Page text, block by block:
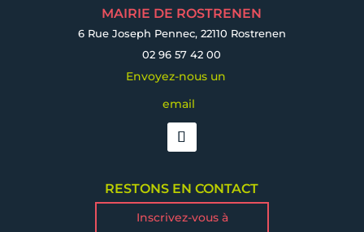
MAIRIE DE ROSTRENEN
6 Rue Joseph Pennec, 22110 Rostrenen
02 96 57 42 00
Envoyez-nous un
email
RESTONS EN CONTACT
Inscrivez-vous à